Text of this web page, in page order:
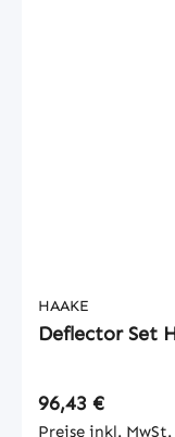
HAAKE
Deflector Set
Regulärer Preis:
96,43 €
Preise inkl.